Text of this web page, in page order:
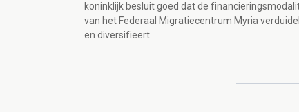
koninklijk besluit goed dat de
van het Federaal Migratiecentrum Myria
en diversifieert.